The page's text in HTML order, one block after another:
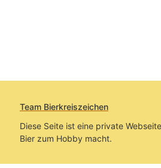
Team Bierkreiszeichen
Diese Seite ist eine private
Bier zum Hobby macht.